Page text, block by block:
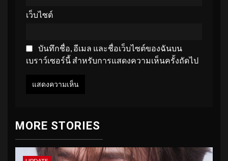
เว็บไซต์
บันทึกชื่อ, อีเมล และชื่อเว็บไซต์ของฉันบน
เบราว์เซอร์นี้ สำหรับการแสดงความเห็นครั้งถัดไป
MORE STORIES